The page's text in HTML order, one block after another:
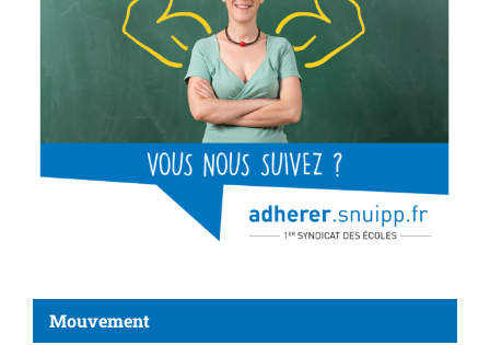
Mouvement